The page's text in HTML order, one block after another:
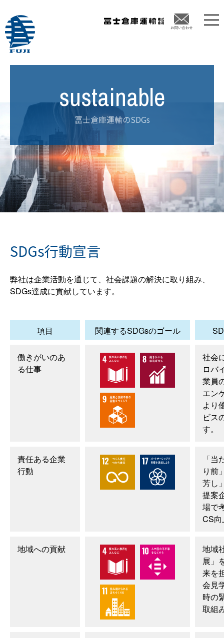
冨士倉庫運輸のSDGs
SDGs行動宣言
弊社は企業活動を通じて、社会課題の解決に取り組み、
SDGs達成に貢献しています。
項目 関連するSDGsのゴール
働きがいのあ
る仕事
社会
ロバ
業員
エン
より
ビス
す。
責任ある企業
行動
「
り前
芳し
提案
場で
CS向
地域への貢献
地域
展」
来を
会見
時の
取組